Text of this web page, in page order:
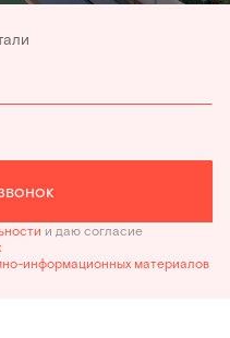
и даю согласие
информационных материалов